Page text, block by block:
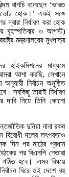
বাগচি বলেছেন ‘ভারত
ভোট হোক।’ একই সঙ্গে
দ্বারা নির্ধারণ করা হোক
বৃহস্পতিবার ৩ আগস্ট)
মন্ত্রণালয়ের মুখপাত্র
হাইকমিশনের মাধ্যমে
আশা করছি, সেখানে
নির্বাচন অনুষ্ঠিত
সবকিছু তারাই নির্ধারণ
দাবি নিয়ে তিনি কোনো
দুনিয়া নানা রকম
বিরোধী দলের তৎপরতাও
দিন পর মাঠের প্রধান
পর বিএনপি নেতারা
হবে। এসব বিষয়ে
ঘিরে ওই দেশে বহু